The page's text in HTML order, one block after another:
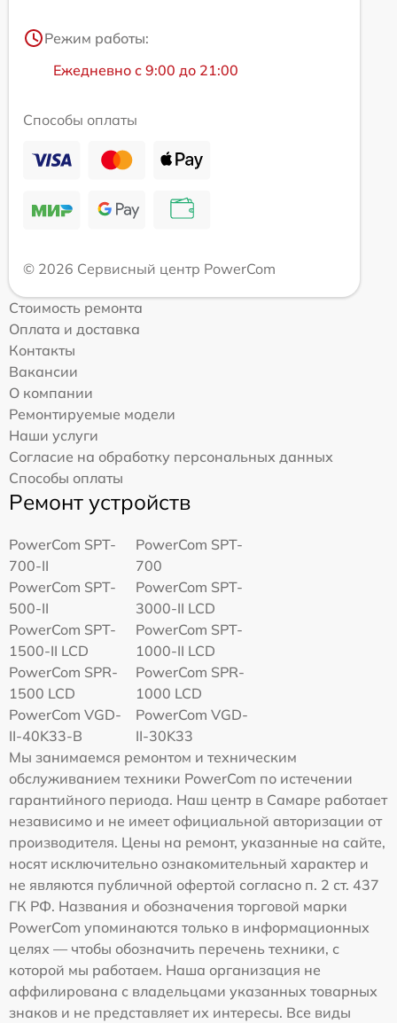
Режим работы:
Ежедневно с 9:00 до 21:00
Способы оплаты
© 2026 Сервисный центр PowerCom
Стоимость ремонта
Оплата и доставка
Контакты
Вакансии
О компании
Ремонтируемые модели
Наши услуги
Согласие на обработку персональных данных
Способы оплаты
Ремонт устройств
PowerCom SPT-
700-II
PowerCom SPT-
700
PowerCom SPT-
500-II
PowerCom SPT-
3000-II LCD
PowerCom SPT-
1500-II LCD
PowerCom SPT-
1000-II LCD
PowerCom SPR-
1500 LCD
PowerCom SPR-
1000 LCD
PowerCom VGD-
II-40K33-B
PowerCom VGD-
II-30K33
Мы занимаемся ремонтом и техническим
обслуживанием техники PowerCom по истечении
гарантийного периода. Наш центр в Самаре работает
независимо и не имеет официальной авторизации от
производителя. Цены на ремонт, указанные на сайте,
носят исключительно ознакомительный характер и
не являются публичной офертой согласно п. 2 ст. 437
ГК РФ. Названия и обозначения торговой марки
PowerCom упоминаются только в информационных
целях — чтобы обозначить перечень техники, с
которой мы работаем. Наша организация не
аффилирована с владельцами указанных товарных
знаков и не представляет их интересы. Все виды